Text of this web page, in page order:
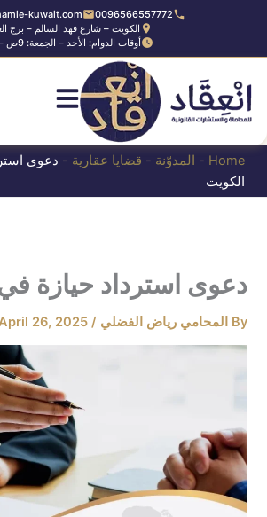
0096566557772
kuwait.com
الكويت – شارع فهد السالم – برج
أوقات الدوام: الأحد – الجمعة: 9ص – 5م
Home
- المدوّنة - قضايا عقارية - دعوى
الكويت
دعوى استرداد حيازة
By المحامي رياض الفضلي /
26, 2025